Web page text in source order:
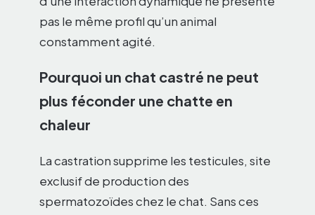
pas le même profil qu’un animal
constamment agité.
Pourquoi un chat castré ne peut
plus féconder une chatte en
chaleur
La castration supprime les testicules, site
exclusif de production des
spermatozoïdes chez le chat. Sans ces